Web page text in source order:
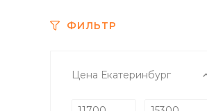
ФИЛЬТР
Цена Екатеринбург